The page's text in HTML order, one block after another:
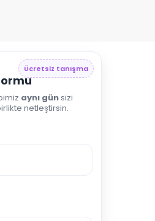
Ücretsiz tanışma
aynı gün sizi
netleştirsin.